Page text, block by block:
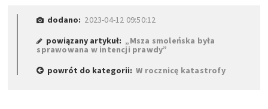
dodano: 2023-04-12 09:50:12
powiązany artykuł: „Msza smoleńska była
sprawowana w intencji prawdy”
powrót do kategorii:W rocznicę katastrofy